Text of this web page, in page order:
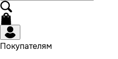
Покупателям